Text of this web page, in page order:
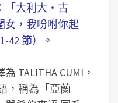
「大利大‧古
女，我吩咐你起
42 節）。
TALITHA CUMI，
，稱為「亞蘭